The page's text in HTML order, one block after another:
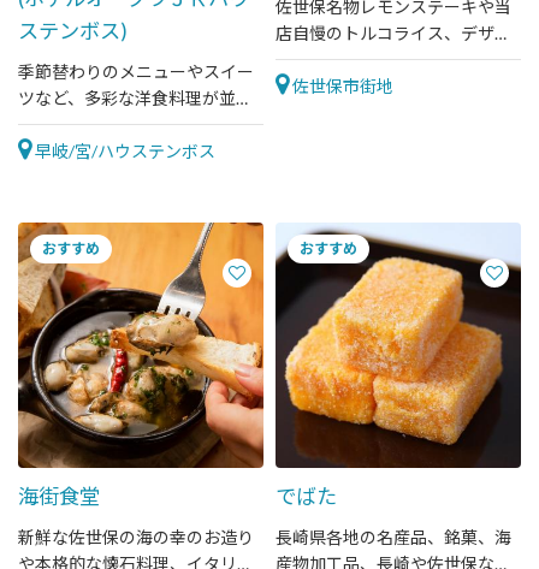
ステンボス)
季節替わりのメニューやスイー
ツなど、多彩な洋食料理が並ぶ
ブッフェレストランです ※写
真はイメージです
早岐/宮/ハウステンボス
佐世保名物レモンステーキや当
店自慢のトルコライス、デザー
トも豊富なお店です。
佐世保市街地
海街食堂
新鮮な佐世保の海の幸のお造り
や本格的な懐石料理、イタリア
でばた
長崎県各地の名産品、銘菓、海
産物加工品、長崎や佐世保なら